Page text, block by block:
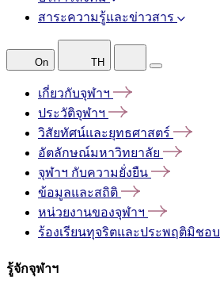
สาระความรู้และข่าวสาร
On TH
เกี่ยวกับจุฬาฯ
ประวัติจุฬาฯ
วิสัยทัศน์และยุทธศาสตร์
อัตลักษณ์มหาวิทยาลัย
จุฬาฯ กับความยั่งยืน
ข้อมูลและสถิติ
หน่วยงานของจุฬาฯ
ร้องเรียนทุจริตและประพฤติมิชอบ
รู้จักจุฬาฯ